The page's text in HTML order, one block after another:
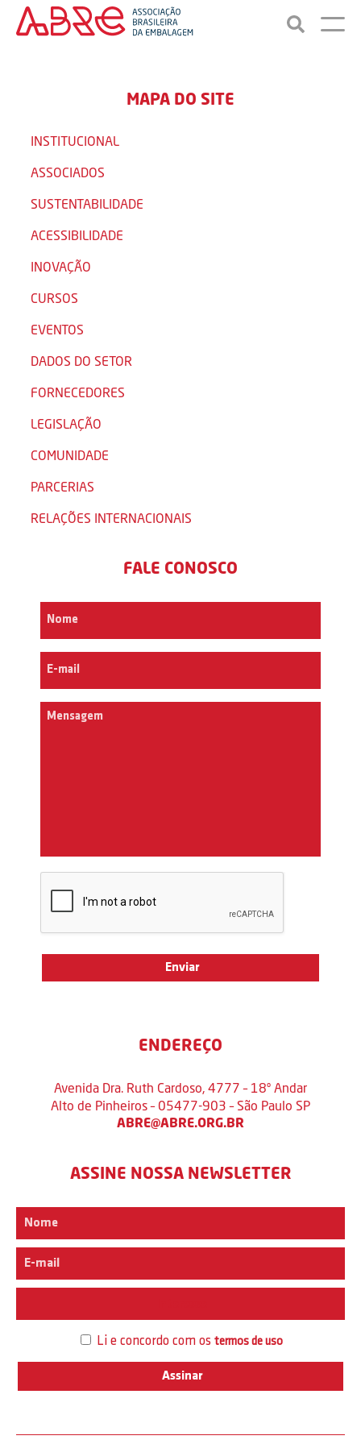
MAPA DO SITE
INSTITUCIONAL
ASSOCIADOS
SUSTENTABILIDADE
ACESSIBILIDADE
INOVAÇÃO
CURSOS
EVENTOS
DADOS DO SETOR
FORNECEDORES
LEGISLAÇÃO
COMUNIDADE
PARCERIAS
RELAÇÕES INTERNACIONAIS
FALE CONOSCO
ENDEREÇO
Avenida Dra. Ruth Cardoso, 4777 – 18º Andar
Alto de Pinheiros – 05477-903 – São Paulo SP
ABRE@ABRE.ORG.BR
ASSINE NOSSA NEWSLETTER
Li e concordo com os termos de uso